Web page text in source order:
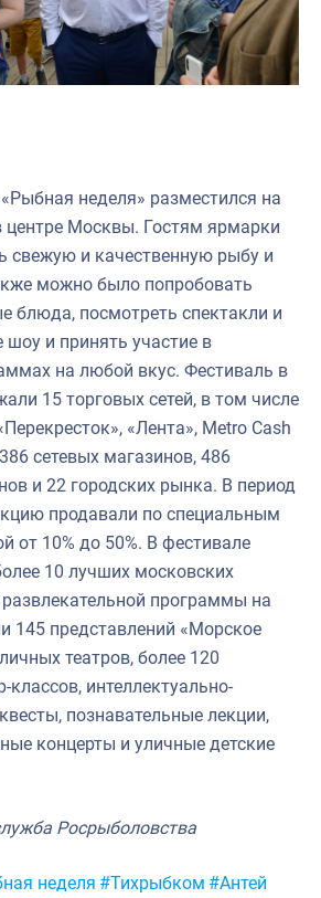
неделя» разместился на
Москвы. Гостям ярмарки
свежую и качественную рыбу и
можно было попробовать
блюда, посмотреть спектакли и
шоу и принять участие в
на любой вкус. Фестиваль в
15 торговых сетей, в том числе
«Лента», Metro Cash
сетевых магазинов, 486
и 22 городских рынка. В период
продавали по специальным
от 10% до 50%. В фестивале
10 лучших московских
программы на
145 представлений «Морское
театров, более 120
классов, интеллектуально-
познавательные лекции,
концерты и уличные детские
Росрыболовства
неделя #Тихрыбком #Антей